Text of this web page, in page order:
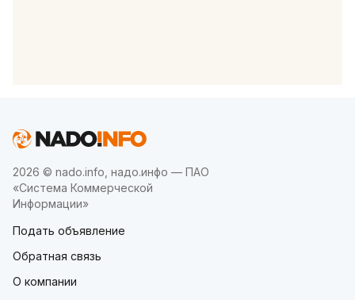
2026 © nado.info, надо.инфо — ПАО
«Система Коммерческой
Информации»
Подать объявление
Обратная связь
О компании